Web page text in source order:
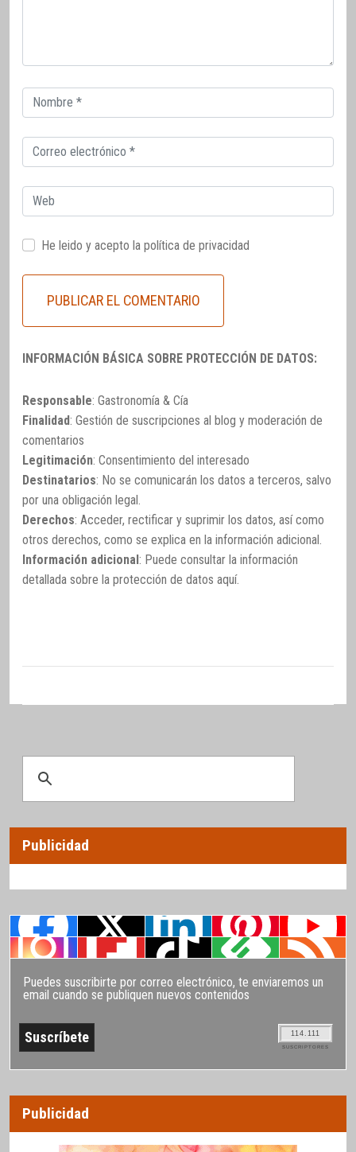
Correo
electrónico
Correo
electrónico
Web
He leido y acepto la política de privacidad
INFORMACIÓN BÁSICA SOBRE PROTECCIÓN DE DATOS:
Responsable: Gastronomía & Cía
Finalidad: Gestión de suscripciones al blog y moderación de
comentarios
Legitimación: Consentimiento del interesado
Destinatarios: No se comunicarán los datos a terceros, salvo
por una obligación legal.
Derechos: Acceder, rectificar y suprimir los datos, así como
otros derechos, como se explica en la información adicional.
Información adicional: Puede consultar la información
detallada sobre la protección de datos aquí.
Publicidad
Puedes suscribirte por correo electrónico, te enviaremos un
email cuando se publiquen nuevos contenidos
114.111
SUSCRIPTORES
Publicidad